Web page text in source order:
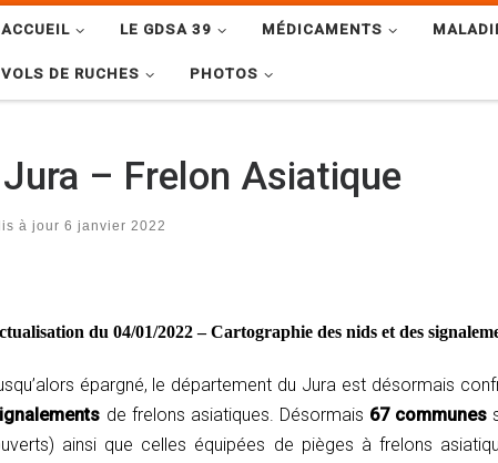
ACCUEIL LE GDSA 39 MÉDICAMENTS
VOLS DE RUCHES PHOTOS
– Frelon Asiatique
à jour6 janvier 2022
du 04/01/2022 – Cartographie des nids et des
épargné, le département du Jura est désormais
de frelons asiatiques. Désormais 67 communes
ainsi que celles équipées de pièges à frelons